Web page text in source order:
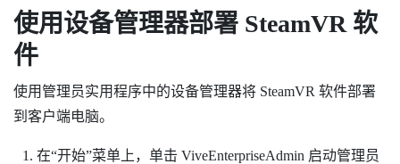
使用设备管理器部署 SteamVR 软
件
使用 管理员实用程序中的设备管理器将 SteamVR 软件部署
到客户端电脑。
在​“‍开始”菜单上，单击 ViveEnterpriseAdmin 启动管理员